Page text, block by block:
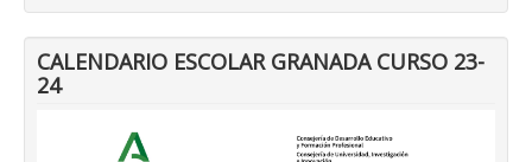
CALENDARIO ESCOLAR GRANADA CURSO 23-
24